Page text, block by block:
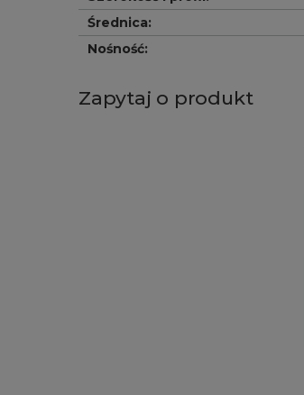
Średnica:
Nośność:
Zapytaj o produkt